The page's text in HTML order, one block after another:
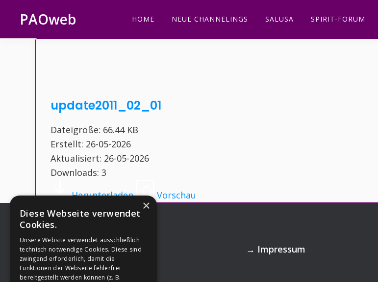
Hauptnavigation
springen
Inhalt
springen
Seitenspalte
springen
Fußzeile
springen
PAOweb HOME NEUE CHANNELINGS SALUSA SPIRIT-FORUM
update2011_02_01
Dateigröße: 66.44 KB
Erstellt: 26-05-2026
Aktualisiert: 26-05-2026
Downloads: 3
Herunterladen
Vorschau
Footer →Deine Spende → Impressum
×
Diese Webseite verwendet
Cookies.
Unsere Website verwendet ausschließlich
technisch notwendige Cookies. Diese sind
zwingend erforderlich, damit die
Funktionen der Webseite fehlerfrei
bereitgestellt werden können (z. B.